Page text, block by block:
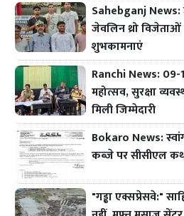
Sahebganj News:
जेवलिन थ्रो
शुभकामनाएं
Ranchi News:
महोत्सव, सुरक्षा
मिली जिम्मेदारी
Bokaro News:
कब्जे पर सीसीएल
"गड्ढा एक्सप्रेसवे:"